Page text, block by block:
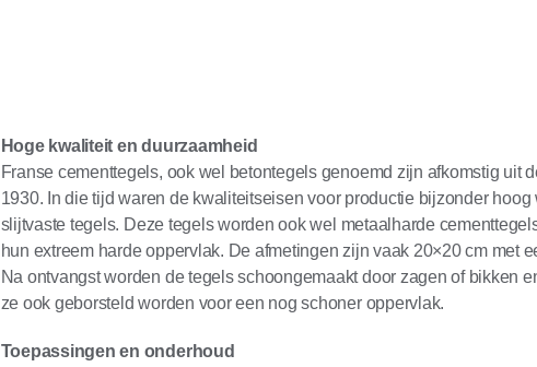
Hoge kwaliteit en duurzaamheid
Franse cementtegels, ook wel betontegels genoemd zijn afkomstig uit
1930. In die tijd waren de kwaliteitseisen voor productie bijzonder hoog
slijtvaste tegels. Deze tegels worden ook wel metaalharde
hun extreem harde oppervlak. De afmetingen zijn vaak 20×20 cm met
Na ontvangst worden de tegels schoongemaakt door zagen of bikken
ze ook geborsteld worden voor een nog schoner oppervlak.
Toepassingen en onderhoud